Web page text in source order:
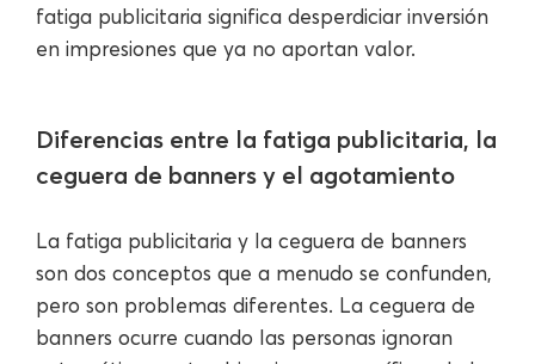
fatiga publicitaria significa desperdiciar inversión
en impresiones que ya no aportan valor.
Diferencias entre la fatiga publicitaria, la
ceguera de banners y el agotamiento
La fatiga publicitaria y la ceguera de banners
son dos conceptos que a menudo se confunden,
pero son problemas diferentes. La ceguera de
banners ocurre cuando las personas ignoran